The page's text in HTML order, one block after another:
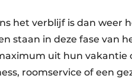
het verblijf is dan weer
staan in deze fase van
uit hun vakantie
roomservice of een